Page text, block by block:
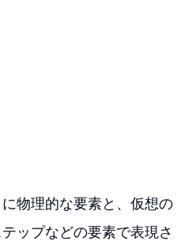
物理的な要素と、仮想の
ップなどの要素で表現さ